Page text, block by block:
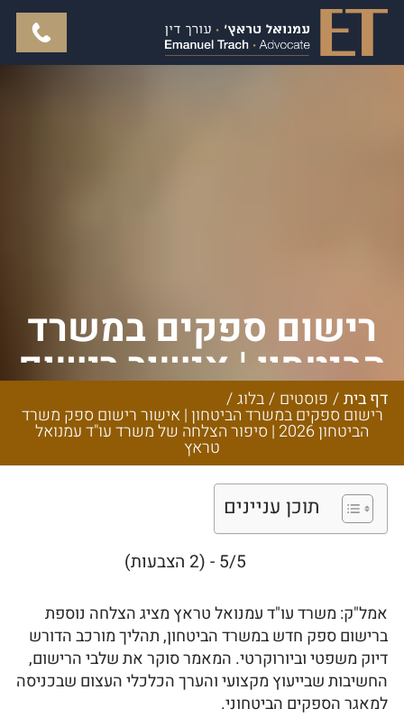
רישום ספקים במשרד
הביטחון | אישור רישום
ספק משרד הביטחון
2026 | סיפור הצלחה
של משרד עו"ד עמנואל
טראץ
דף בית/ פוסטים /בלוג/
רישום ספקים במשרד הביטחון | אישור רישום ספק משרד
הביטחון 2026 | סיפור הצלחה של משרד עו"ד עמנואל
טראץ
תוכן עניינים
5/5 - (2 הצבעות)
אמל"ק: משרד עו"ד עמנואל טראץ מציג הצלחה נוספת
ברישום ספק חדש במשרד הביטחון, תהליך מורכב הדורש
דיוק משפטי וביורוקרטי. המאמר סוקר את שלבי הרישום,
החשיבות שבייעוץ מקצועי והערך הכלכלי העצום שבכניסה
למאגר הספקים הביטחוני.